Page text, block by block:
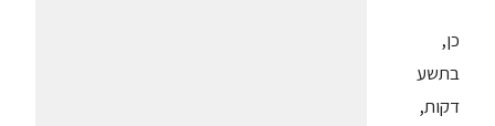
כן,
בתשע
דקות,